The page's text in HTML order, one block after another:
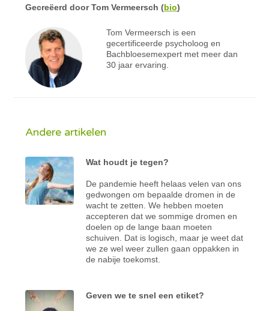
Gecreëerd doorTom Vermeersch (bio)
Tom Vermeersch is een
gecertificeerde psycholoog en
Bachbloesemexpert met meer dan
30 jaar ervaring.
Andere artikelen
Wat houdt je tegen?
De pandemie heeft helaas velen van ons
gedwongen om bepaalde dromen in de
wacht te zetten. We hebben moeten
accepteren dat we sommige dromen en
doelen op de lange baan moeten
schuiven. Dat is logisch, maar je weet dat
we ze wel weer zullen gaan oppakken in
de nabije toekomst.
Geven we te snel een etiket?